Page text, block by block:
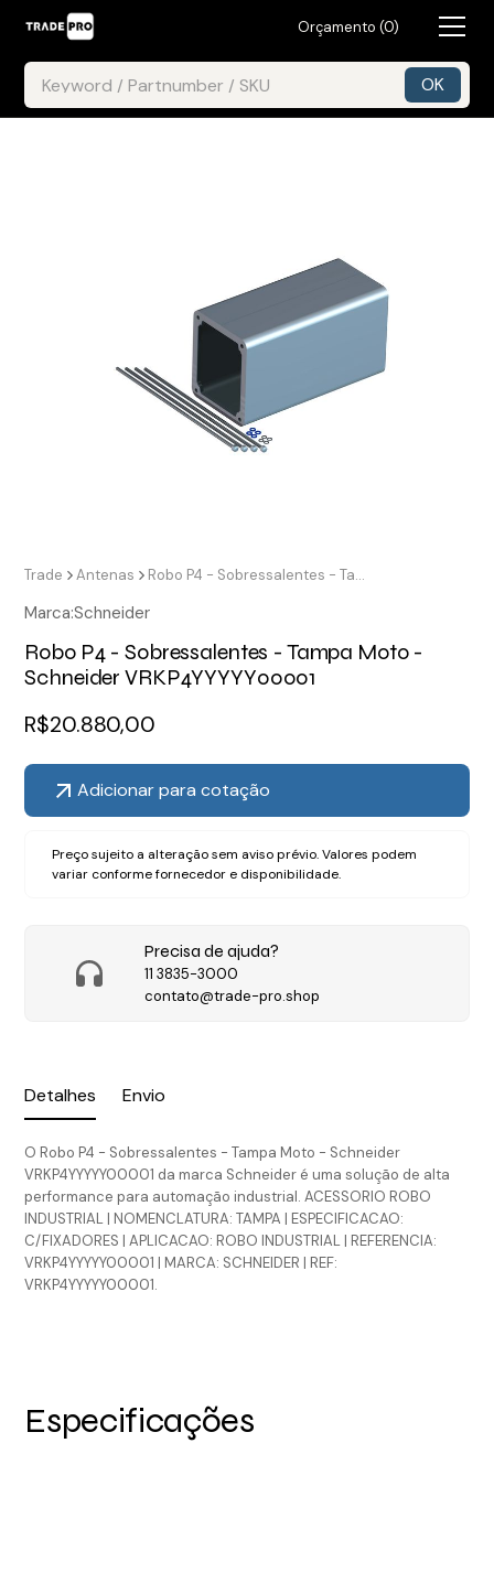
Orçamento (0)
Detalhes Envio
O Robo P4 - Sobressalentes - Tampa Moto - Schneider
VRKP4YYYYY00001 da marca Schneider é uma solução de alta
performance para automação industrial. ACESSORIO ROBO
INDUSTRIAL | NOMENCLATURA: TAMPA | ESPECIFICACAO:
C/FIXADORES | APLICACAO: ROBO INDUSTRIAL | REFERENCIA:
VRKP4YYYYY00001 | MARCA: SCHNEIDER | REF:
VRKP4YYYYY00001.
Trade Antenas Robo P4 - Sobressalentes - Tampa Moto - Schneider VRKP4YYYYY00001
Marca:Schneider
Robo P4 - Sobressalentes - Tampa Moto -
Schneider VRKP4YYYYY00001
R$20.880,00
Adicionar para cotação
Preço sujeito a alteração sem aviso prévio. Valores podem
variar conforme fornecedor e disponibilidade.
Precisa de ajuda?
11 3835-3000
contato@trade-pro.shop
Especificações